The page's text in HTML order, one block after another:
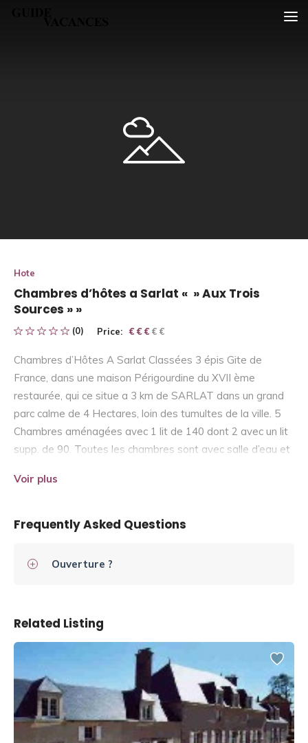
Hote
Chambres d’hôtes a Sarlat « » Aux Trois
Sources » »
(0) Price: € € € € €
€ € €
Chambres d’Hôtes A Sarlat Classées 3 épis Gite de
France, dans une maison Périgourdine du XVII ème
restaurée, qui ce situe a 3 km de SARLAT dans un grand
parc calme de 4 Hectares, loin des tumultes de la ville. 5
Chambres aménagées avec 1 lit de 140 dont 2 avec un lit
supp. de 90. Toutes les chambres sont avec salle d’eau et
chambre.
Voir plus
Frequently Asked Questions
Ouverture ?
Related Listing